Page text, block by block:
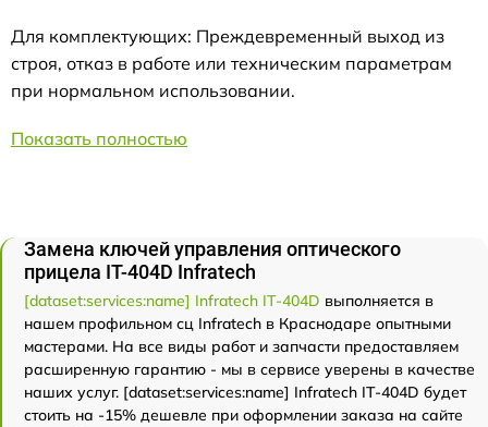
Для комплектующих: Преждевременный выход из
строя, отказ в работе или техническим параметрам
при нормальном использовании.
Показать полностью
Замена ключей управления оптического
прицела IT-404D Infratech
[dataset:services:name] Infratech IT-404D выполняется в
нашем профильном сц Infratech в Краснодаре опытными
мастерами. На все виды работ и запчасти предоставляем
расширенную гарантию - мы в сервисе уверены в качестве
наших услуг. [dataset:services:name] Infratech IT-404D будет
стоить на -15% дешевле при оформлении заказа на сайте